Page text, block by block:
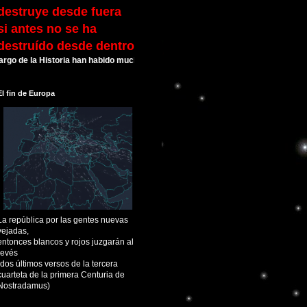
desde fuera
antes no se ha
desde dentro
la Historia han habido muchas Civilizaciones que alcanzaron su esplendor y
fin de Europa
república por las gentes nuevas
blancos y rojos juzgarán al
últimos versos de la tercera
de la primera Centuria de